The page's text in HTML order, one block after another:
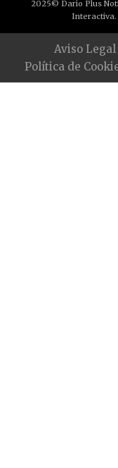
2025© Dario Plus
Interactiva.
Aviso Legal
Política de